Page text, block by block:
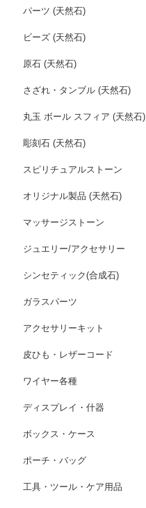
パーツ (天然石)
ビーズ (天然石)
原石 (天然石)
さざれ・タンブル (天然石)
丸玉 ボール スフィア (天然石)
彫刻石 (天然石)
スピリチュアルストーン
オリジナル製品 (天然石)
マッサージストーン
ジュエリー/アクセサリー
シンセティック(合成石)
ガラスパーツ
アクセサリーキット
皮ひも・レザーコード
ワイヤー各種
ディスプレイ・什器
ボックス・ケース
ポーチ・バッグ
工具・ツール・ケア用品